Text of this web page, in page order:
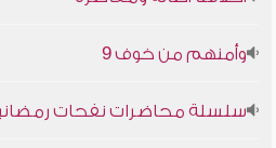
وأمنهم من خوف 9
سلسلة محاضرات نفحات رمضانية